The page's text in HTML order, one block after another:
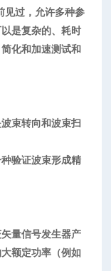
见过，允许多种参
是复杂的、耗时
化和加速测试和
束转向和波束扫
验证波束形成精
量信号发生器产
额定功率（例如